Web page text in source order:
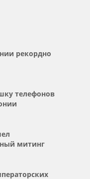
рекордно
телефонов
митинг